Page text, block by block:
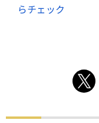
らチェック